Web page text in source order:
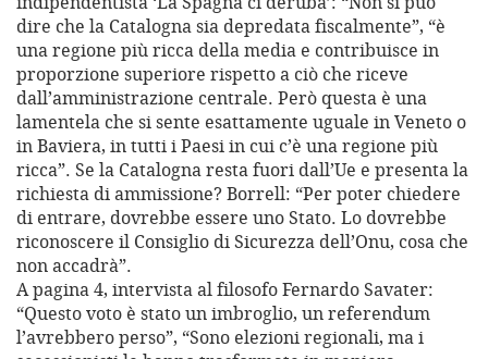
dire che la Catalogna sia depredata fiscalmente”, “è
una regione più ricca della media e contribuisce in
proporzione superiore rispetto a ciò che riceve
dall’amministrazione centrale. Però questa è una
lamentela che si sente esattamente uguale in Veneto o
in Baviera, in tutti i Paesi in cui c’è una regione più
ricca”. Se la Catalogna resta fuori dall’Ue e presenta la
richiesta di ammissione? Borrell: “Per poter chiedere
di entrare, dovrebbe essere uno Stato. Lo dovrebbe
riconoscere il Consiglio di Sicurezza dell’Onu, cosa che
non accadrà”.
A pagina 4, intervista al filosofo Fernardo Savater:
“Questo voto è stato un imbroglio, un referendum
l’avrebbero perso”, “Sono elezioni regionali, ma i